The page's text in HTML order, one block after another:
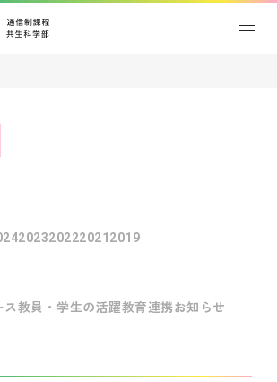
202320222021 2019
教員・学生の活躍教育連携お知らせ